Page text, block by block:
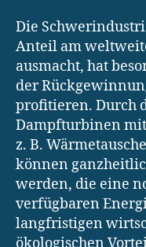
Die
Anteil am
ausmacht, hat
der
profitieren. Durch
Dampfturbinen
z. B.
können
werden, die eine
verfügbaren
langfristigen